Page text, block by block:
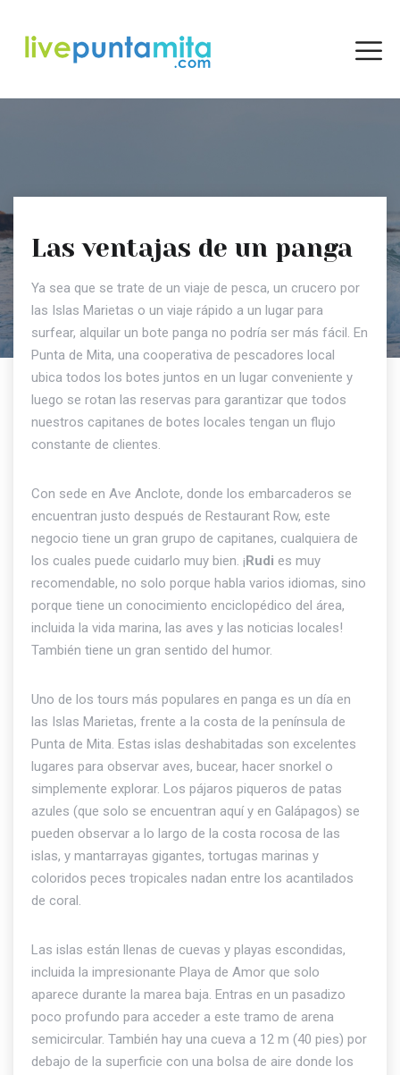
Las ventajas de un panga
Ya sea que se trate de un viaje de pesca, un crucero por
las Islas Marietas o un viaje rápido a un lugar para
surfear, alquilar un bote panga no podría ser más fácil. En
Punta de Mita, una cooperativa de pescadores local
ubica todos los botes juntos en un lugar conveniente y
luego se rotan las reservas para garantizar que todos
nuestros capitanes de botes locales tengan un flujo
constante de clientes.
Con sede en Ave Anclote, donde los embarcaderos se
encuentran justo después de Restaurant Row, este
negocio tiene un gran grupo de capitanes, cualquiera de
los cuales puede cuidarlo muy bien. ¡Rudi es muy
recomendable, no solo porque habla varios idiomas, sino
porque tiene un conocimiento enciclopédico del área,
incluida la vida marina, las aves y las noticias locales!
También tiene un gran sentido del humor.
Uno de los tours más populares en panga es un día en
las Islas Marietas, frente a la costa de la península de
Punta de Mita. Estas islas deshabitadas son excelentes
lugares para observar aves, bucear, hacer snorkel o
simplemente explorar. Los pájaros piqueros de patas
azules (que solo se encuentran aquí y en Galápagos) se
pueden observar a lo largo de la costa rocosa de las
islas, y mantarrayas gigantes, tortugas marinas y
coloridos peces tropicales nadan entre los acantilados
de coral.
Las islas están llenas de cuevas y playas escondidas,
incluida la impresionante Playa de Amor que solo
aparece durante la marea baja. Entras en un pasadizo
poco profundo para acceder a este tramo de arena
semicircular. También hay una cueva a 12 m (40 pies) por
debajo de la superficie con una bolsa de aire donde los